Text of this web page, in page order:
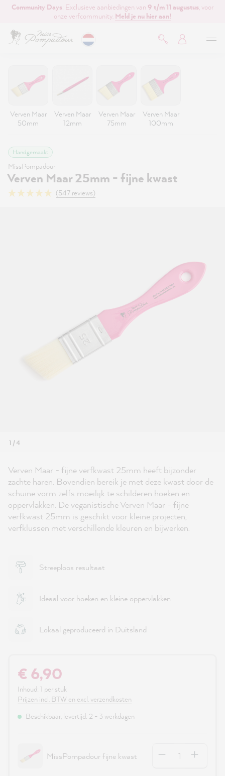
hoofdinhoud
Community Days: Exclusieve aanbiedingen van 9 t/m 11 augustus , voor
onze verfcommunity. Meld je nu hier aan!
Verven Maar
50mm
Verven Maar
12mm
Verven Maar
75mm
Verven Maar
100mm
Handgemaakt
MissPompadour
Verven Maar 25mm - fijne kwast
(547 reviews)
1 / 4
Verven Maar - fijne verfkwast 25mm heeft bijzonder
zachte haren. Bovendien bereik je met deze kwast door de
schuine vorm zelfs moeilijk te schilderen hoeken en
oppervlakken. De veganistische Verven Maar - fijne
verfkwast 25mm is geschikt voor kleine projecten,
verfklussen met verschillende kleuren en bijwerken.
Streeploos resultaat
Ideaal voor hoeken en kleine oppervlakken
Lokaal geproduceerd in Duitsland
€ 6,90
Inhoud: 1 per stuk
Prijzen incl. BTW en excl. verzendkosten
Beschikbaar, levertijd: 2 - 3 werkdagen
MissPompadour fijne kwast
Hoeveelheid